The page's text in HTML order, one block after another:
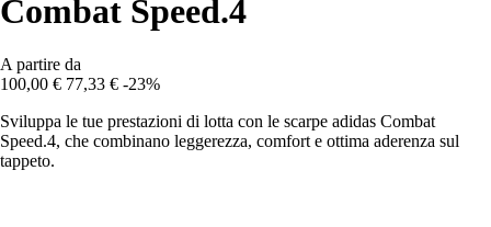
Combat Speed.4
A partire da
100,00 € 77,33 € -23%
Sviluppa le tue prestazioni di lotta con le scarpe adidas Combat
Speed.4, che combinano leggerezza, comfort e ottima aderenza sul
tappeto.